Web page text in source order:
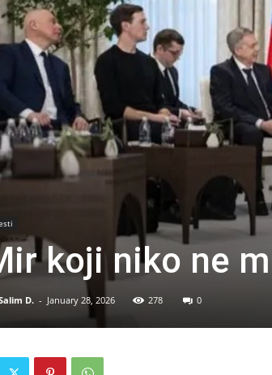
koji niko ne
D. - January 28, 2026 278 0